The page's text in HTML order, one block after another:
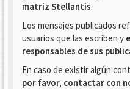
matriz Stellantis.
Los mensajes publicados
usuarios que las escriben y
responsables de sus
En caso de existir algún
por favor, contactar con